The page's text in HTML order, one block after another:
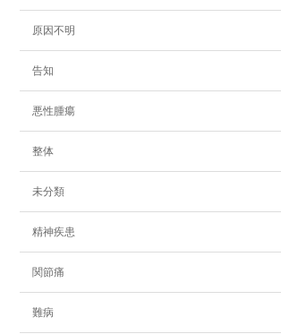
原因不明
告知
悪性腫瘍
整体
未分類
精神疾患
関節痛
難病